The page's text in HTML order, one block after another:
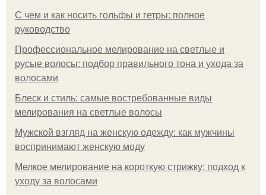
С чем и как носить гольфы и гетры: полное
руководство
Профессиональное мелирование на светлые и
русые волосы: подбор правильного тона и ухода за
волосами
Блеск и стиль: самые востребованные виды
мелирования на светлые волосы
Мужской взгляд на женскую одежду: как мужчины
воспринимают женскую моду
Мелкое мелирование на короткую стрижку: подход к
уходу за волосами